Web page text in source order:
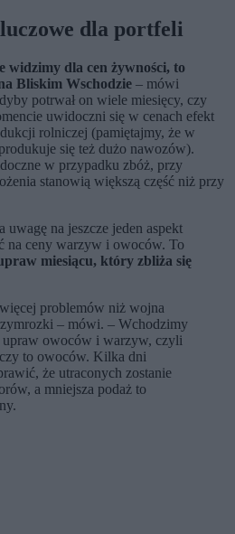
dla portfeli
widzimy dla cen żywności, to
Bliskim Wschodzie – mówi
potrwał on wiele miesięcy, czy
uwidoczni się w cenach efekt
rolniczej (pamiętajmy, że w
się też dużo nawozów).
w przypadku zbóż, przy
stanowią większą część niż przy
uwagę na jeszcze jeden aspekt
na ceny warzyw i owoców. To
miesiącu, który zbliża się
problemów niż wojna
– mówi. – Wchodzimy
owoców i warzyw, czyli
to owoców. Kilka dni
że utraconych zostanie
a mniejsza podaż to